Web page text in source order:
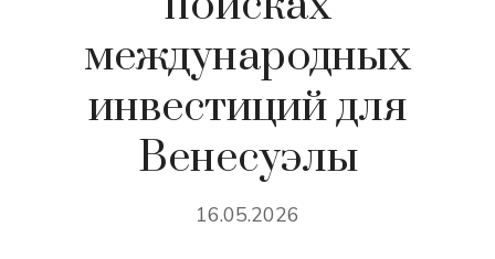
международных
инвестиций для
Венесуэлы
16.05.2026